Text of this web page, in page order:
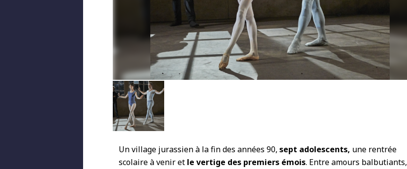
Un village jurassien à la fin des années 90, sept adolescents, une rentrée
scolaire à venir et le vertige des premiers émois. Entre amours balbutiants,